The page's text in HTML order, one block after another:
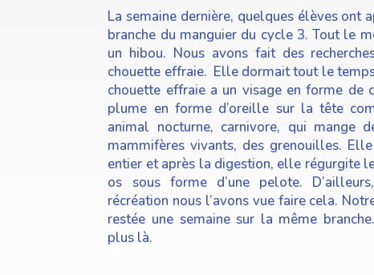
La semaine dernière, quelques élèves ont
branche du manguier du cycle 3. Tout le
un hibou. Nous avons fait des
chouette effraie. Elle dormait tout le
chouette effraie a un visage en forme de
plume en forme d’oreille sur la tête
animal nocturne, carnivore, qui mange
mammifères vivants, des grenouilles.
entier et après la digestion, elle régurgite
os sous forme d’une pelote.
récréation nous l’avons vue faire cela.
restée une semaine sur la même
plus là.